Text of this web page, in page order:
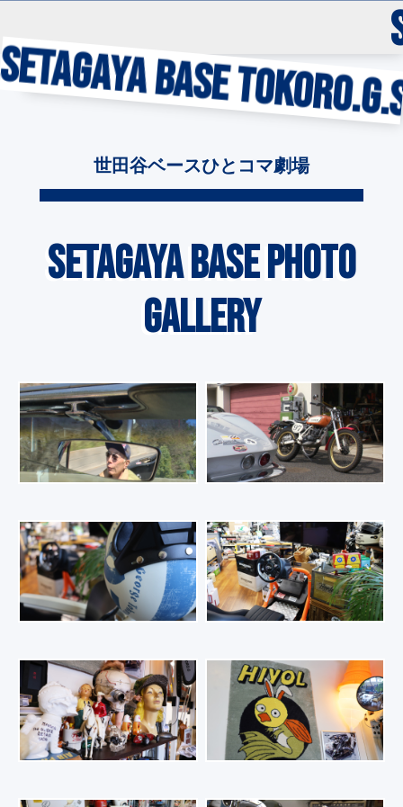
BASE TOKORO.G.
世田谷ベースひとコマ劇場
SETAGAYA BASE PHOTO
GALLERY